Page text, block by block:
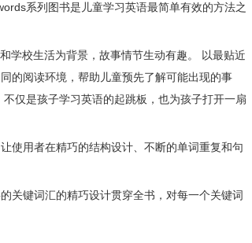
系列图书是儿童学习英语最简单有效的方法之
学校生活为背景，故事情节生动有趣。 以最贴近
的阅读环境，帮助儿童预先了解可能出现的事
仅是孩子学习英语的起跳板，也为孩子打开一扇
使用者在精巧的结构设计、不断的单词重复和句
关键词汇的精巧设计贯穿全书，对每一个关键词